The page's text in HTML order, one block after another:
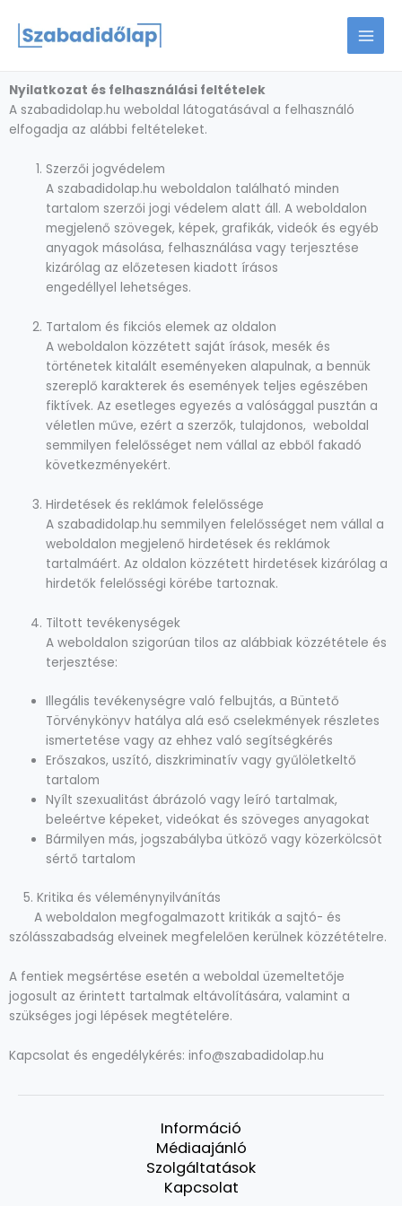
content
Nyilatkozat és felhasználási feltételek
A szabadidolap.hu weboldal látogatásával a felhasználó
elfogadja az alábbi feltételeket.
Szerzői jogvédelem
A szabadidolap.hu weboldalon található minden
tartalom szerzői jogi védelem alatt áll. A weboldalon
megjelenő szövegek, képek, grafikák, videók és egyéb
anyagok másolása, felhasználása vagy terjesztése
kizárólag az előzetesen kiadott írásos
engedéllyel lehetséges.
Tartalom és fikciós elemek az oldalon
A weboldalon közzétett saját írások, mesék és
történetekkitalált eseményeken alapulnak, a bennük
szereplő karakterek és események teljes egészében
fiktívek. Az esetleges egyezés a valósággalpusztán a
véletlen műve, ezért a szerzők, tulajdonos, weboldal
semmilyen felelősséget nem vállal az ebből fakadó
következményekért.
Hirdetések és reklámok felelőssége
A szabadidolap.hu semmilyen felelősséget nem vállal a
weboldalon megjelenőhirdetések és reklámok
tartalmáért. Az oldalon közzétett hirdetések kizárólag a
hirdetők felelősségi körébe tartoznak.
Tiltott tevékenységek
A weboldalon szigorúan tilos az alábbiak közzététele és
terjesztése:
Illegális tevékenységre való felbujtás, a Büntető
Törvénykönyv hatálya alá eső cselekmények részletes
ismertetése vagy az ehhez való segítségkérés
Erőszakos, uszító, diszkriminatív vagy gyűlöletkeltő
tartalom
Nyílt szexualitást ábrázoló vagy leíró tartalmak,
beleértve képeket, videókat és szöveges anyagokat
Bármilyen más, jogszabályba ütköző vagy közerkölcsöt
sértő tartalom
5. Kritika és véleménynyilvánítás
A weboldalon megfogalmazott kritikák a sajtó- és
szólásszabadság elveinek megfelelően kerülnek közzétételre.
A fentiek megsértése esetén a weboldal üzemeltetője
jogosult az érintett tartalmak eltávolítására, valamint a
szükséges jogi lépések megtételére.
Kapcsolat és engedélykérés: info@szabadidolap.hu
Információ
Médiaajánló
Szolgáltatások
Kapcsolat